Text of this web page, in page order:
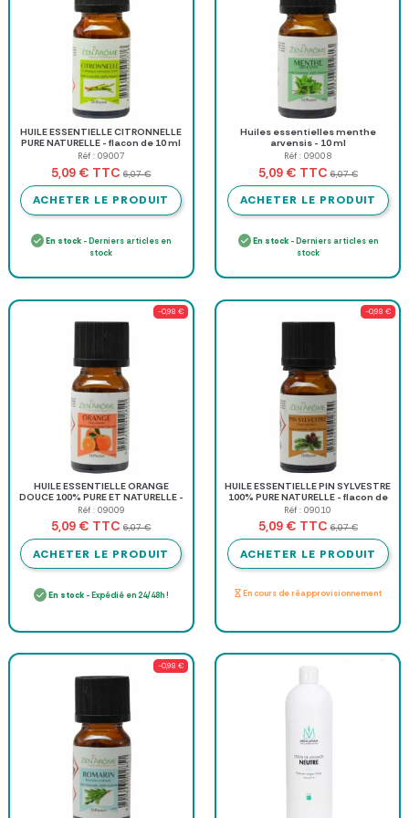
HUILE ESSENTIELLE CITRONNELLE
PURE NATURELLE - flacon de 10 ml
Réf : 09007
5,09 € TTC 6,07 €
ACHETER LE PRODUIT
En stock - Derniers articles en
stock
Huiles essentielles menthe
arvensis - 10 ml
Réf : 09008
5,09 € TTC 6,07 €
ACHETER LE PRODUIT
En stock- Derniers articles en
stock
-0,98 €
HUILE ESSENTIELLE ORANGE
DOUCE 100% PURE ET NATURELLE -
flacon de 10 ml
Réf : 09009
5,09 € TTC 6,07 €
ACHETER LE PRODUIT
En stock- Expédié en 24/48h !
-0,98 €
HUILE ESSENTIELLE PIN SYLVESTRE
100% PURE NATURELLE - flacon de
10 ml
Réf : 09010
5,09 € TTC 6,07 €
ACHETER LE PRODUIT
En cours de réapprovisionnement
-0,98 €